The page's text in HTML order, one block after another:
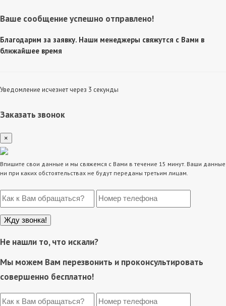
Ваше сообщение успешно отправлено!
Благодарим за заявку. Наши менеджеры свяжутся с Вами в
ближайшее время
Уведомление исчезнет через 3 секунды
Заказать звонок
×
Впишите свои данные и мы свяжемся с Вами в течение 15 минут. Ваши данные
ни при каких обстоятельствах не будут переданы третьим лицам.
Не нашли то, что искали?
Мы можем Вам перезвонить и проконсультировать
совершенно бесплатно!